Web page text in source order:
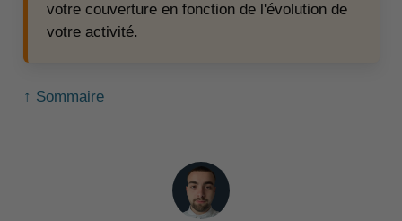
votre couverture en fonction de l'évolution de
votre activité.
↑ Sommaire